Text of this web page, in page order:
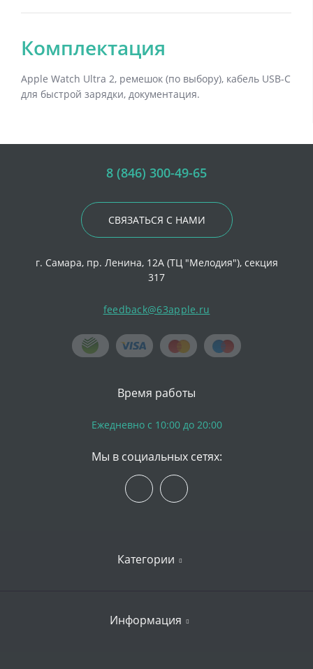
Комплектация
Apple Watch Ultra 2, ремешок (по выбору), кабель USB-C
для быстрой зарядки, документация.
8 (846) 300-49-65
СВЯЗАТЬСЯ С НАМИ
г. Самара, пр. Ленина, 12А (ТЦ "Мелодия"), секция
317
feedback@63apple.ru
Категории
Информация
Время работы
Ежедневно с 10:00 до 20:00
Мы в социальных сетях: